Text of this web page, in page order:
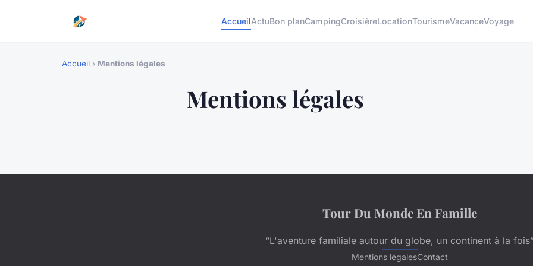
AccueilActuBon planCampingCroisièreLocationTourismeVacanceVoyage
Accueil › Mentions légales
Mentions légales
Tour Du Monde En Famille
“L'aventure familiale autour du globe, un continent à la
Mentions légalesContact